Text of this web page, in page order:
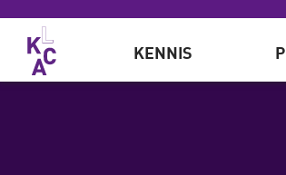
Overslaan en naar de inhoud gaan
KENNIS